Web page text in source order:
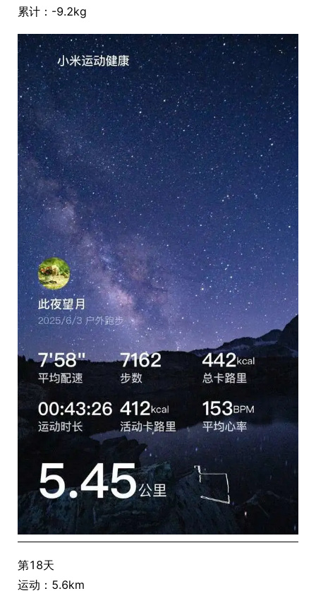
累计：-9.2kg
第18天
运动：5.6km